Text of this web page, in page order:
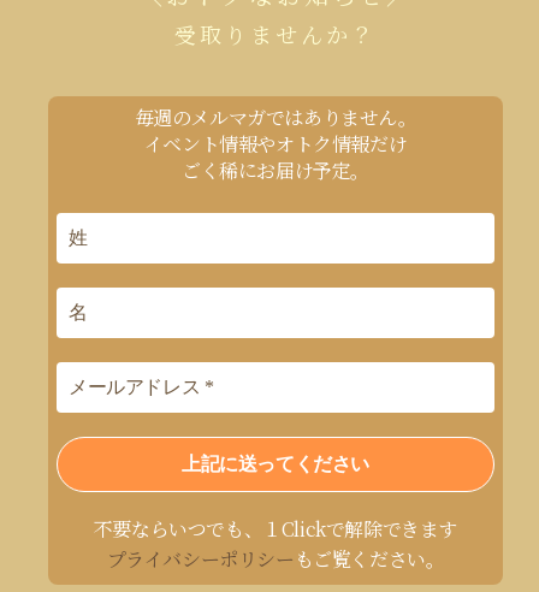
受取りませんか？
毎週のメルマガではありません。
イベント情報やオトク情報だけ
ごく稀にお届け予定。
不要ならいつでも、１Clickで解除できます
プライバシーポリシー もご覧ください。